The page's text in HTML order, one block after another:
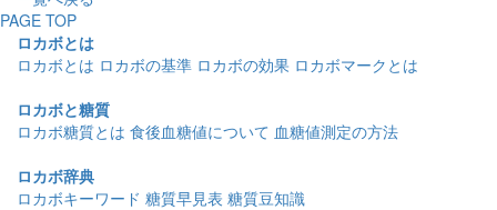
PAGE TOP
ロカボとは
ロカボとは ロカボの基準 ロカボの効果 ロカボマークとは
ロカボと糖質
ロカボ糖質とは 食後血糖値について 血糖値測定の方法
ロカボ辞典
ロカボキーワード 糖質早見表 糖質豆知識